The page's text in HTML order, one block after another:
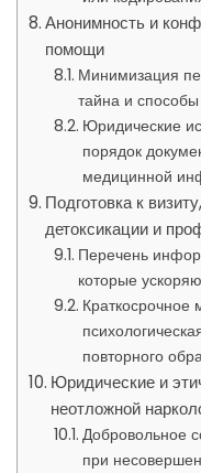
Анонимность и
помощи
Минимизация
тайна и
Юридические
порядок
медицинной
Подготовка к
детоксикации и
Перечень
которые
Краткосрочное
повторного
Юридические и
неотложной
Добровольное
при